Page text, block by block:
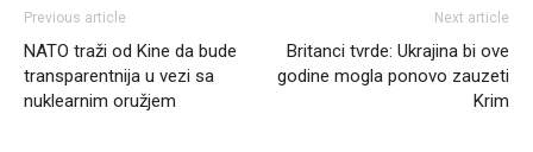
Previous article
NATO traži od Kine da bude
transparentnija u vezi sa
nuklearnim oružjem
Next article
Britanci tvrde: Ukrajina bi ove
godine mogla ponovo zauzeti
Krim